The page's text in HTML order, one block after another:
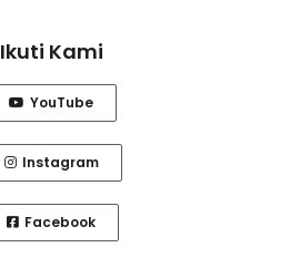
Ikuti Kami
YouTube
Instagram
Facebook